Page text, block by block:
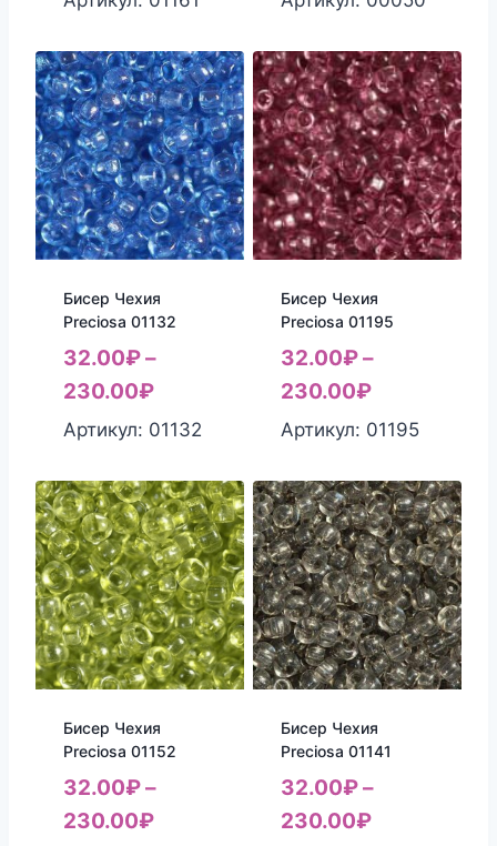
Бисер Чехия
Preciosa 01132
32.00₽–
230.00₽
Артикул: 01132
Бисер Чехия
Preciosa 01195
32.00₽–
230.00₽
Артикул: 01195
Бисер Чехия
Preciosa 01152
32.00₽–
230.00₽
Бисер Чехия
Preciosa 01141
32.00₽–
230.00₽